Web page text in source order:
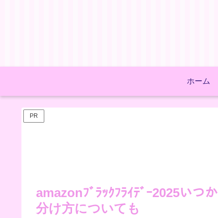
ホーム
PR
amazonﾌﾞﾗｯｸﾌﾗｲﾃﾞｰ2025いつ
分け方についても